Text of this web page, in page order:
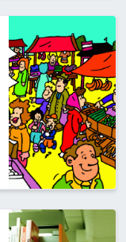
COLLEZIONISMO -